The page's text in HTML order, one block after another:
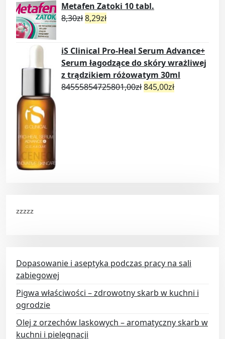
Metafen Zatoki 10 tabl.
8,30zł8,29zł
iS Clinical Pro-Heal Serum Advance+
Serum łagodzące do skóry wrażliwej
z trądzikiem różowatym 30ml
84555854725801,00zł845,00zł
zzzzz
Dopasowanie i aseptyka podczas pracy na sali
zabiegowej
Pigwa właściwości – zdrowotny skarb w kuchni i
ogrodzie
Olej z orzechów laskowych – aromatyczny skarb w
kuchni i pielęgnacji